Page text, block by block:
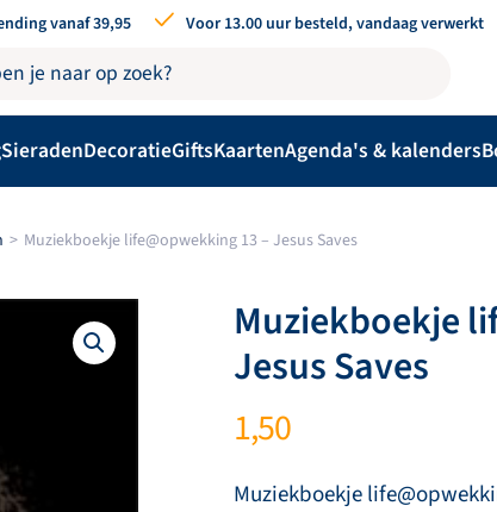
vanaf 39,95 Voor 13.00 uur besteld, vandaag verwerkt
SieradenDecoratieGiftsKaartenAgenda's & kalenders
Muziekboekje life@opwekking 13 – Jesus Saves
Muziekboekje
Jesus Saves
1,50
Muziekboekje